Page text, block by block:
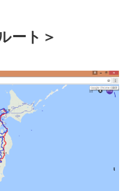
ート＞